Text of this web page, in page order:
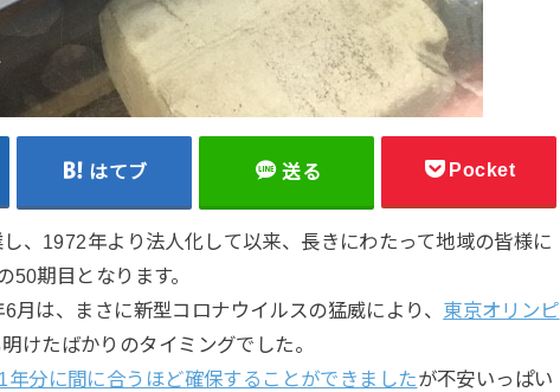
はてブ 送る Pocket
、1972年より法人化して以来、長きにわたって地域の皆様に
期目となります。
は、まさに新型コロナウイルスの猛威により、 東京オリンピ
けたばかりのタイミングでした。
年分に間に合うほど確保することができましたが不安いっぱい